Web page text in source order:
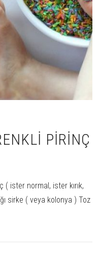
PIRINÇ
( ister normal, ister kırık,
sirke ( veya kolonya ) Toz